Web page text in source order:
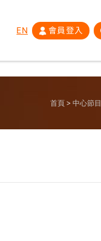
EN 會員登入
首頁 中心節目